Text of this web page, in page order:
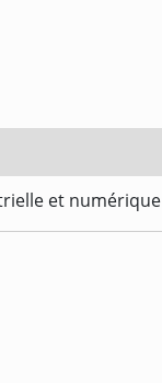
et numérique